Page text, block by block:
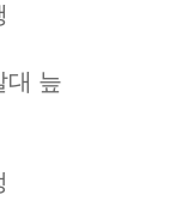
대 늪